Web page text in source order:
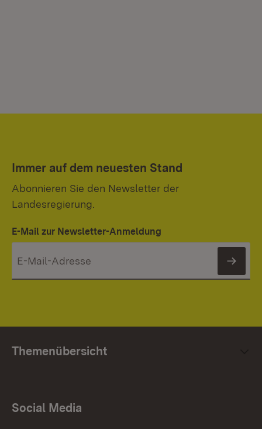
Immer auf dem neuesten Stand
Abonnieren Sie den Newsletter der
Landesregierung.
E-Mail zur Newsletter-Anmeldung
Themenübersicht
Social Media